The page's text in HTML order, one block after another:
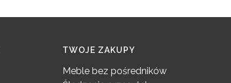
TWOJE ZAKUPY
Meble bez pośredników